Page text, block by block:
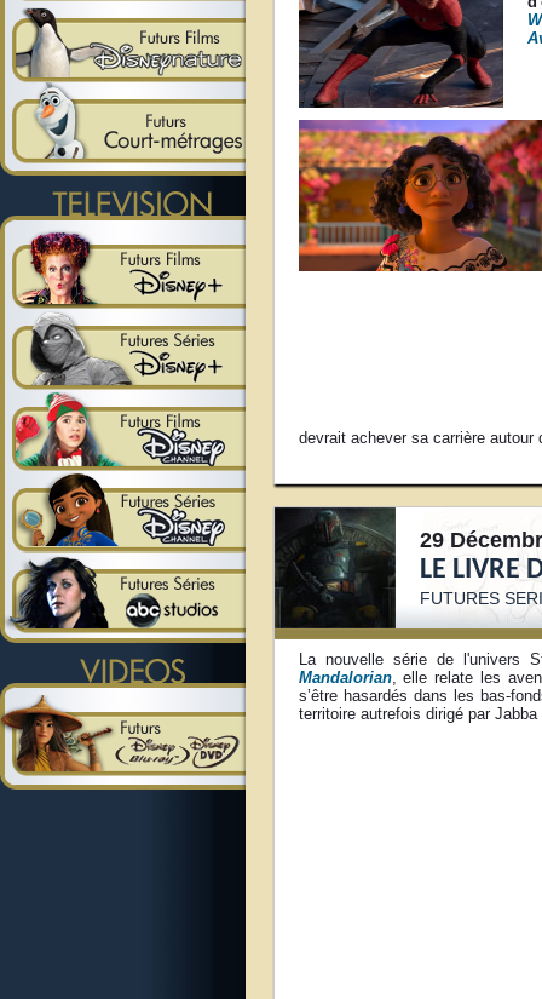
devrait achever sa carrière autour
29
LE LIVRE
FUTURES
La nouvelle série de l'univers
Mandalorian, elle relate les
s’être hasardés dans les bas-
territoire autrefois dirigé par